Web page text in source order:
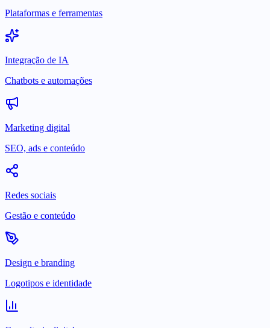
Plataformas e ferramentas
Integração de IA
Chatbots e automações
Marketing digital
SEO, ads e conteúdo
Redes sociais
Gestão e conteúdo
Design e branding
Logotipos e identidade